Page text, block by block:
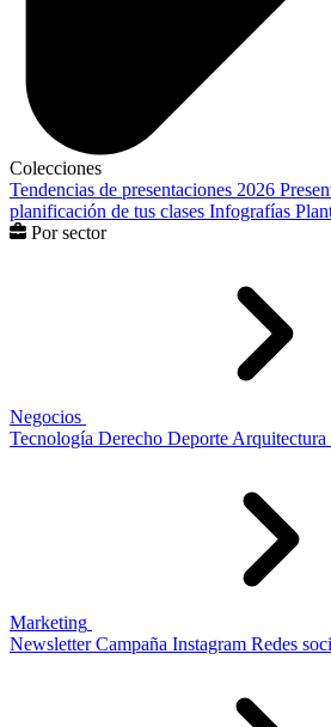
Colecciones
Tendencias de presentaciones 2026
planificación de tus clases Infografías
Por sector
Negocios
Tecnología Derecho Deporte Arquitectura
Marketing
Newsletter Campaña Instagram Redes